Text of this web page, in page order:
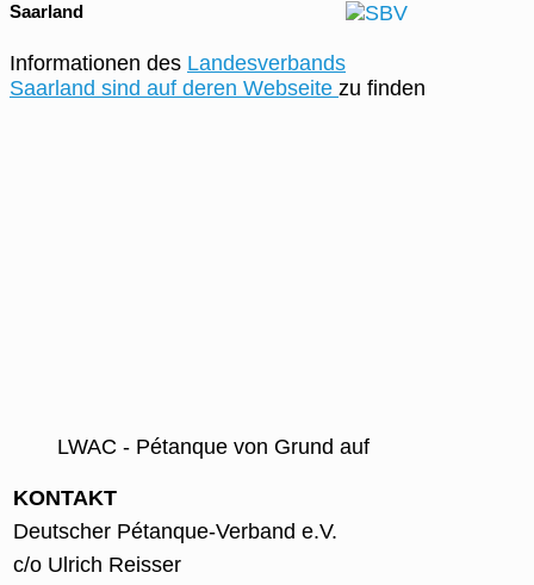
Saarland
Informationen des Landesverbands
Saarland sind auf deren Webseite zu finden
LWAC - Pétanque von Grund auf
KONTAKT
Deutscher Pétanque-Verband e.V.
c/o Ulrich Reisser